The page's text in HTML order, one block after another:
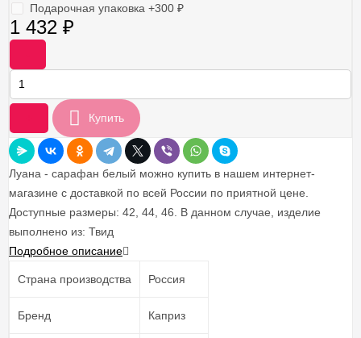
Подарочная упаковка +300 ₽
1 432 ₽
Купить
Луана - сарафан белый можно купить в нашем интернет-
магазине с доставкой по всей России по приятной цене.
Доступные размеры: 42, 44, 46. В данном случае, изделие
выполнено из: Твид
Подробное описание
Страна производства Россия
Бренд Каприз